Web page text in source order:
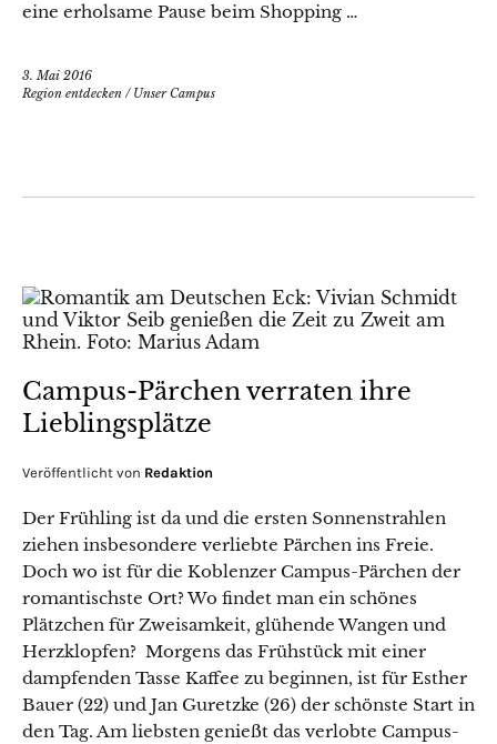
eine erholsame Pause beim Shopping …
3. Mai 2016
Region entdecken / Unser Campus
Campus-Pärchen verraten ihre
Lieblingsplätze
Veröffentlicht von Redaktion
Der Frühling ist da und die ersten Sonnenstrahlen
ziehen insbesondere verliebte Pärchen ins Freie.
Doch wo ist für die Koblenzer Campus-Pärchen der
romantischste Ort? Wo findet man ein schönes
Plätzchen für Zweisamkeit, glühende Wangen und
Herzklopfen? Morgens das Frühstück mit einer
dampfenden Tasse Kaffee zu beginnen, ist für Esther
Bauer (22) und Jan Guretzke (26) der schönste Start in
den Tag. Am liebsten genießt das verlobte Campus-